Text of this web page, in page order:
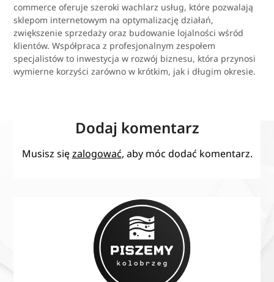
commerce oferuje szeroki wachlarz usług, które pozwalają
sklepom internetowym na optymalizację działań,
zwiększenie sprzedaży oraz budowanie lojalności wśród
klientów. Współpraca z profesjonalnym zespołem
specjalistów to inwestycja w rozwój biznesu, która przynosi
wymierne korzyści zarówno w krótkim, jak i długim okresie.
Dodaj komentarz
Musisz sięzalogować, aby móc dodać komentarz.